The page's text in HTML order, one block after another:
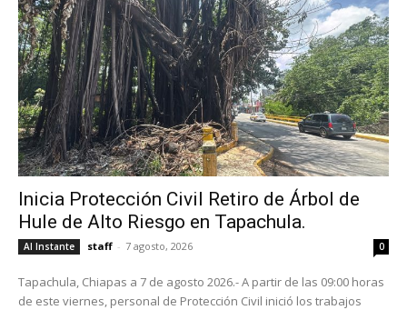
Inicia Protección Civil Retiro de Árbol de
Hule de Alto Riesgo en Tapachula.
Al Instante staff - 7 agosto, 2026 0
Tapachula, Chiapas a 7 de agosto 2026.- A partir de las 09:00 horas
de este viernes, personal de Protección Civil inició los trabajos